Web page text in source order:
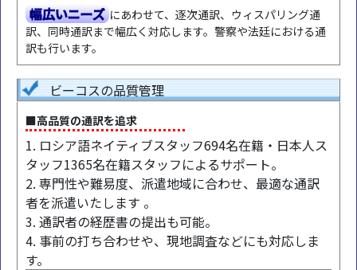
幅広いニーズ にあわせて、逐次通訳、ウィスパリング通
訳、同時通訳まで幅広く対応します。警察や法廷における通
訳も行います。
ビーコスの品質管理
■高品質の通訳を追求
1. ロシア語ネイティブスタッフ694名在籍・日本人ス
タッフ1365名在籍スタッフによるサポート。
2. 専門性や難易度、派遣地域に合わせ、最適な通訳
者を派遣いたします 。
3. 通訳者の経歴書の提出も可能。
4. 事前の打ち合わせや、現地調査などにも対応しま
す。